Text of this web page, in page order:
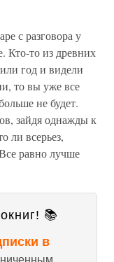
с разговора у
Кто-то из древних
год и видели
то вы уже все
не будет.
зайдя однажды к
ли всерьез,
равно лучше
📚
в